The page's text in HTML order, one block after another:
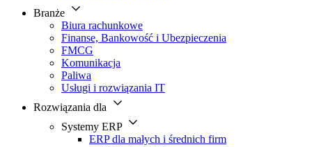
Branże
Biura rachunkowe
Finanse, Bankowość i Ubezpieczenia
FMCG
Komunikacja
Paliwa
Usługi i rozwiązania IT
Rozwiązania dla
Systemy ERP
ERP dla małych i średnich firm